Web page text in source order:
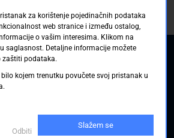
za korištenje pojedinačnih podataka
web stranice i između ostalog,
o vašim interesima. Klikom na
saglasnost. Detaljne informacije možete
zaštiti podataka.
kojem trenutku povučete svoj pristanak u
Odbiti
Slažem se